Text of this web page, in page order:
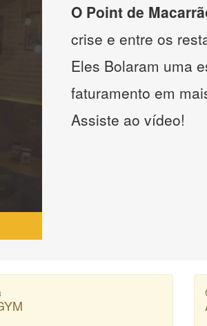
O Point de
crise e entre os
Eles Bolaram uma
faturamento em
Assiste ao vídeo!